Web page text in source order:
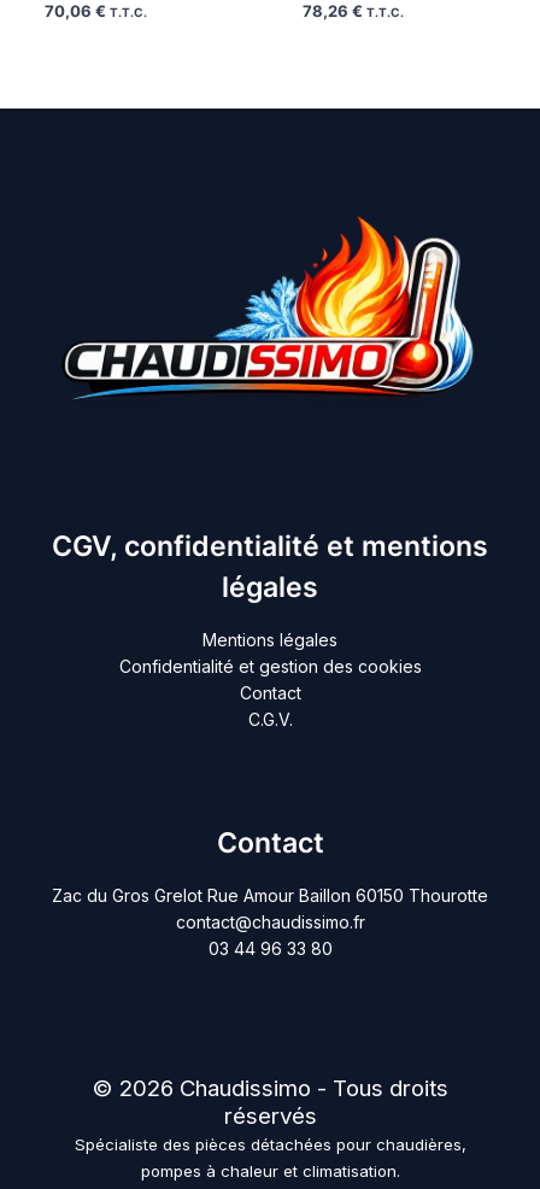
70,06 € T.T.C. 78,26 € T.T.C.
CGV, confidentialité et mentions
légales
Mentions légales
Confidentialité et gestion des cookies
Contact
C.G.V.
Contact
Zac du Gros Grelot Rue Amour Baillon 60150 Thourotte
contact@chaudissimo.fr
03 44 96 33 80
© 2026 Chaudissimo - Tous droits
réservés
Spécialiste des pièces détachées pour chaudières,
pompes à chaleur et climatisation.